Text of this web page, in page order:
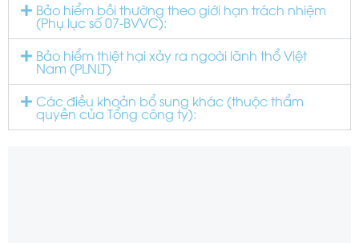
Bảo hiểm bồi thường theo giới hạn trách nhiệm
(Phụ lục số 07-BVVC):
Bảo hiểm thiệt hại xảy ra ngoài lãnh thổ Việt
Nam (PLNLT)
Các điều khoản bổ sung khác (thuộc thẩm
quyền của Tổng công ty):